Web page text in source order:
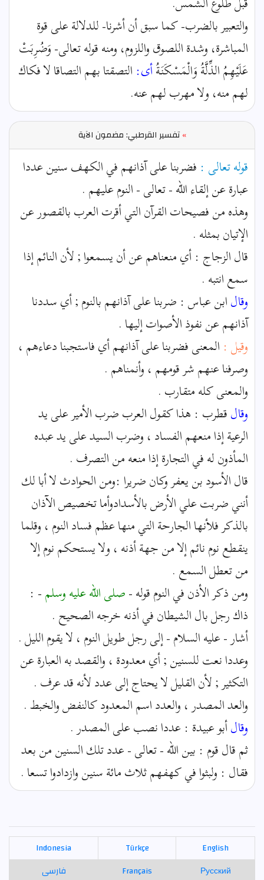
والتعبير بالضرب- كما سبق أن أشرنا- للدلالة على قوة
المباشرة، وشدة اللصوق واللزوم، ومنه قوله تعالى- وَضُرِبَتْ
عَلَيْهِمُ الذِّلَّةُ وَالْمَسْكَنَةُأى: التصقتا بهم التصاقا لا فكاك
لهم منه، ولا مهرب لهم عنه.
» تفسير القرطبي: مضمون الآية
قوله تعالى : فضربنا على آذانهم في الكهف سنين عددا
عبارة عن إلقاء الله - تعالى - النوم عليهم .
وهذه من فصيحات القرآن التي أقرت العرب بالقصور عن
الإتيان بمثله .
قال الزجاج : أي منعناهم عن أن يسمعوا ; لأن النائم إذا
سمع انتبه .
وقالابن عباس : ضربنا على آذانهم بالنوم ; أي سددنا
آذانهم عن نفوذ الأصوات إليها .
وقيل : المعنى فضربنا على آذانهم أي فاستجبنا دعاءهم ،
وصرفنا عنهم شر قومهم ، وأنمناهم .
والمعنى كله متقارب .
وقالقطرب : هذا كقول العرب ضرب الأمير على يد
الرعية إذا منعهم الفساد ، وضرب السيد على يد عبده
المأذون له في التجارة إذا منعه من التصرف .
قال الأسود بن يعفر وكان ضريرا :ومن الحوادث لا أبا لك
أنني ضربت علي الأرض بالأسدادوأما تخصيص الآذان
بالذكر فلأنها الجارحة التي منها عظم فساد النوم ، وقلما
ينقطع نوم نائم إلا من جهة أذنه ، ولا يستحكم نوم إلا
من تعطل السمع .
ومن ذكر الأذن في النوم قوله -صلى الله عليه وسلم- :
ذاك رجل بال الشيطان في أذنه خرجه الصحيح .
أشار - عليه السلام - إلى رجل طويل النوم ، لا يقوم الليل .
وعددا نعت للسنين ; أي معدودة ، والقصد به العبارة عن
التكثير ; لأن القليل لا يحتاج إلى عدد لأنه قد عرف .
والعد المصدر ، والعدد اسم المعدود كالنفض والخبط .
وقالأبو عبيدة : عددا نصب على المصدر .
ثم قال قوم : بين الله - تعالى - عدد تلك السنين من بعد
فقال : ولبثوا في كهفهم ثلاث مائة سنين وازدادوا تسعا .
English
Türkçe
Indonesia
Русский
Français
فارسی